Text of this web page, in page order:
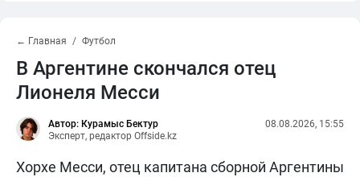
← Главная Футбол
В Аргентине скончался отец
Лионеля Месси
Автор: Курамыс Бектур
Эксперт, редактор Offside.kz
08.08.2026, 15:55
Хорхе Месси, отец капитана сборной Аргентины